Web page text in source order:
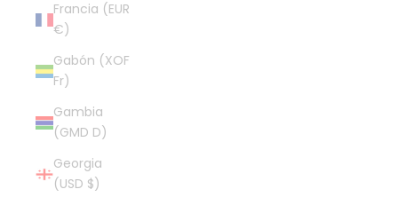
Francia (EUR
€)
Gabón (XOF
Fr)
Gambia
(GMD D)
Georgia
(USD $)